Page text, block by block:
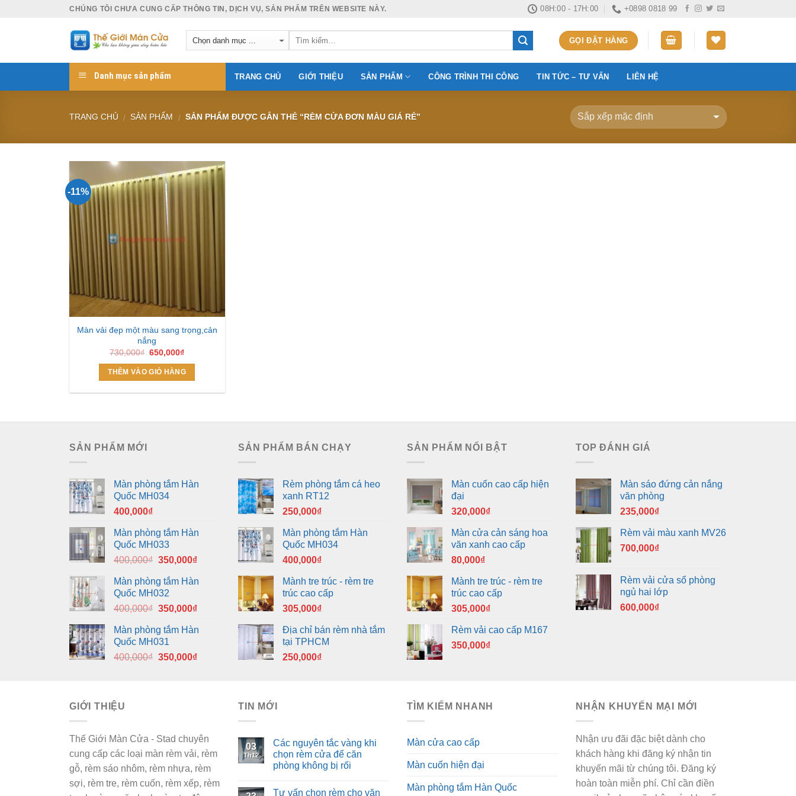
CHÚNG TÔI CHƯA CUNG CẤP THÔNG TIN, DỊCH VỤ, SẢN PHẨM TRÊN WEBSITE NÀY. 08H:00 - 17H:00 +0898 0818 99
GỌI ĐẶT HÀNG
Danh mục sản phẩm TRANG CHỦ GIỚI THIỆU SẢN PHẨM CÔNG TRÌNH THI CÔNG TIN TỨC – TƯ VẤN LIÊN HỆ
TRANG CHỦ / SẢN PHẨM / SẢN PHẨM ĐƯỢC GẮN THẺ “RÈM CỬA ĐƠN MÀU GIÁ RẺ”
-11%
Màn vải đẹp một màu sang trọng,cản
nắng
730,000₫ Giá
là:
730,000₫.
650,000₫Giá
tại
là:
THÊM VÀO GIỎ HÀNG
SẢN PHẨM MỚI
Màn phòng tắm Hàn
Quốc MH034
400,000₫
Màn phòng tắm Hàn
Quốc MH033
400,000₫ Giá
là:
400,000₫.
350,000₫Giá
tại
350,000₫.
Màn phòng tắm Hàn
Quốc MH032
400,000₫ Giá
là:
400,000₫.
350,000₫Giá
tại
350,000₫.
Màn phòng tắm Hàn
Quốc MH031
400,000₫ Giá
350,000₫Giá
SẢN PHẨM BÁN CHẠY
Rèm phòng tắm cá heo
xanh RT12
250,000₫
Màn phòng tắm Hàn
Quốc MH034
400,000₫
Mành tre trúc - rèm tre
trúc cao cấp
305,000₫
Địa chỉ bán rèm nhà tắm
tại TPHCM
250,000₫
SẢN PHẨM NỔI BẬT
Màn cuốn cao cấp hiện
đại
320,000₫
Màn cửa cản sáng hoa
văn xanh cao cấp
80,000₫
Mành tre trúc - rèm tre
trúc cao cấp
305,000₫
Rèm vải cao cấp M167
350,000₫
TOP ĐÁNH GIÁ
Màn sáo đứng cản nắng
văn phòng
235,000₫
Rèm vải màu xanh MV26
700,000₫
Rèm vải cửa sổ phòng
ngủ hai lớp
600,000₫
GIỚI THIỆU
Thế Giới Màn Cửa - Stad chuyên
cung cấp các loại màn rèm vải, rèm
gỗ, rèm sáo nhôm, rèm nhựa, rèm
sợi, rèm tre, rèm cuốn, rèm xếp, rèm
TIN MỚI
03
Th12
Các nguyên tắc vàng khi
chọn rèm cửa để căn
phòng không bị rối
Tư vấn chọn rèm cho văn
TÌM KIẾM NHANH
Màn cửa cao cấp
Màn cuốn hiện đại
Màn phòng tắm Hàn Quốc
NHẬN KHUYẾN MẠI MỚI
Nhận ưu đãi đặc biệt dành cho
khách hàng khi đăng ký nhận tin
khuyến mãi từ chúng tôi. Đăng ký
hoàn toàn miễn phí. Chỉ cần điền